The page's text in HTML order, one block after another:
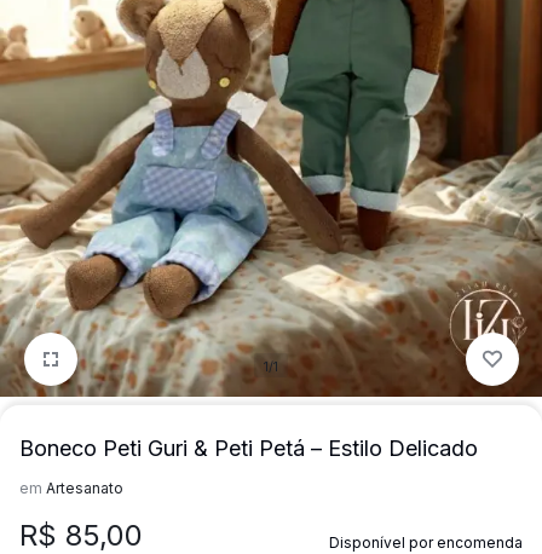
quem
mais
precisa!
precisa!
1/1
Boneco Peti Guri & Peti Petá – Estilo Delicado
em Artesanato
R$ 85,00 Disponível por encomenda